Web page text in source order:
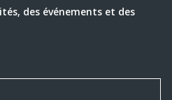
des événements et des